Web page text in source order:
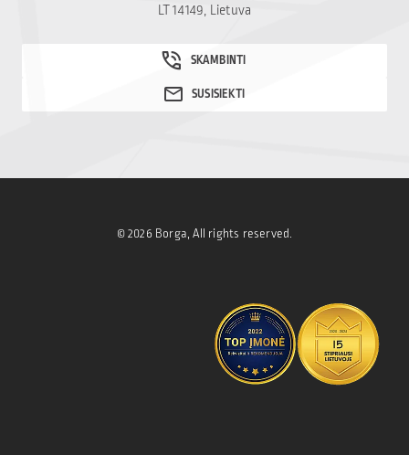
LT 14149, Lietuva
© 2026 Borga, All rights reserved.